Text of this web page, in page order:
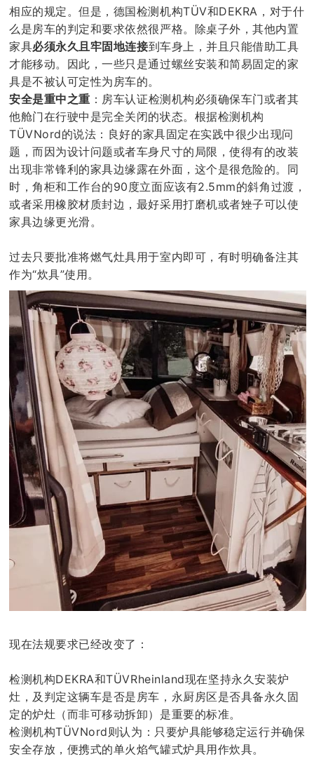
相应的规定。但是，德国检测机构TÜV和DEKRA，对于什
么是房车的判定和要求依然很严格。除桌子外，其他内置
家具必须永久且牢固地连接到车身上，并且只能借助工具
才能移动。因此，一些只是通过螺丝安装和简易固定的家
具是不被认可定性为房车的。
安全是重中之重 ：房车认证检测机构必须确保车门或者其
他舱门在行驶中是完全关闭的状态。根据检测机构
TÜVNord的说法：良好的家具固定在实践中很少出现问
题，而因为设计问题或者车身尺寸的局限，使得有的改装
出现非常锋利的家具边缘露在外面，这个是很危险的。同
时，角柜和工作台的90度立面应该有2.5mm的斜角过渡，
或者采用橡胶材质封边，最好采用打磨机或者矬子可以使
家具边缘更光滑。
过去只要批准将燃气灶具用于室内即可，有时明确备注其
作为“炊具”使用。
现在法规要求已经改变了：
检测机构DEKRA和TÜVRheinland现在坚持永久安装炉
灶，及判定这辆车是否是房车，永厨房区是否具备永久固
定的炉灶（而非可移动拆卸）是重要的标准。
检测机构TÜVNord则认为：只要炉具能够稳定运行并确保
安全存放，便携式的单火焰气罐式炉具用作炊具。